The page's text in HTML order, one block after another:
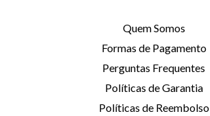
Quem Somos
Formas de Pagamento
Perguntas Frequentes
Políticas de Garantia
Políticas de Reembolso